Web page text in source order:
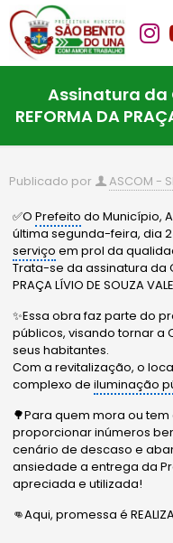
Assinatura da
REFORMA DA
Publicado por ASCOM -
✅OPrefeito do Município,
última segunda-feira, dia
serviço em prol da
Trata-se da assinatura da
PRAÇA LÍVIO DE SOUZA
✨Essa obra faz parte do
públicos, visando tornar a
seus habitantes.
Com a revitalização, o
complexo deiluminação
🌳Para quem mora ou
proporcionar inúmeros
cenário de descaso e
ansiedade a entrega da
apreciada e utilizada!
👊Aqui, promessa é